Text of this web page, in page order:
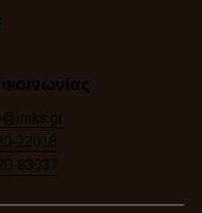
22018
83037